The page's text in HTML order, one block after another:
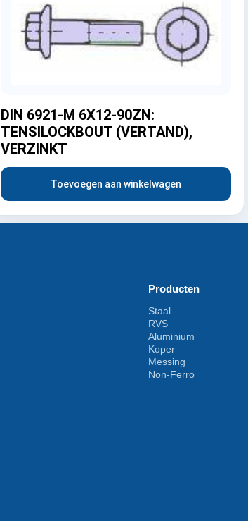
DIN 6921-M 6X12-90ZN:
TENSILOCKBOUT (VERTAND),
VERZINKT
Toevoegen aan winkelwagen
Producten
Staal
RVS
Aluminium
Koper
Messing
Non-Ferro